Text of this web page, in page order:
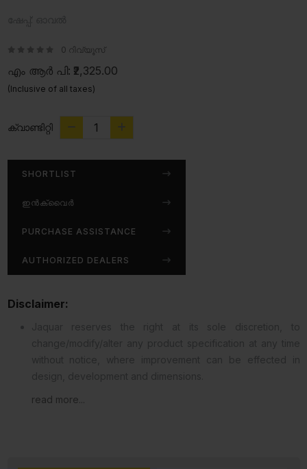
0 റിവ്യൂസ്
എം ആർ പി: ₹2,325.00
(Inclusive of all taxes)
ക്വാണ്ടിറ്റി
SHORTLIST
ഇൻക്വൈർ
PURCHASE ASSISTANCE
AUTHORIZED DEALERS
Disclaimer:
read more...